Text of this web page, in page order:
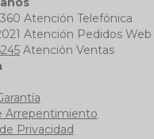
Atención Telefónica
Atención Pedidos Web
Atención Ventas
Arrepentimiento
Privacidad